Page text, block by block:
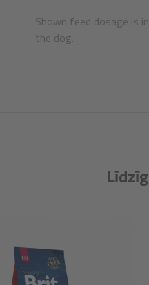
Shown feed dosage is
the dog.